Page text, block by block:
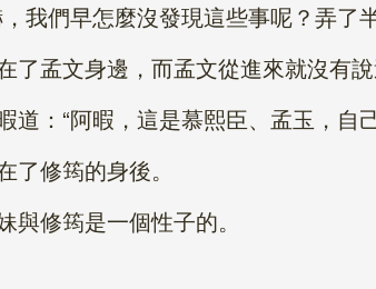
們早怎麼沒發現這些事呢？弄了
文身邊，而孟文從進來就沒有
：“阿暇，這是慕熙臣、孟玉，自
修筠的身後。
修筠是一個性子的。